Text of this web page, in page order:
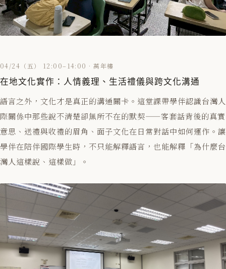
04/24（五） 12:00–14:00 · 萬年樓
在地文化實作：人情義理、生活禮儀與跨文化溝通
語言之外，文化才是真正的溝通關卡。這堂課帶學伴認識台灣人
際關係中那些說不清楚卻無所不在的默契——客套話背後的真實
意思、送禮與收禮的眉角、面子文化在日常對話中如何運作。讓
學伴在陪伴國際學生時，不只能解釋語言，也能解釋「為什麼台
灣人這樣說、這樣做」。